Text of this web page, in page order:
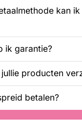
kan ik
ik garantie?
producten
betalen?